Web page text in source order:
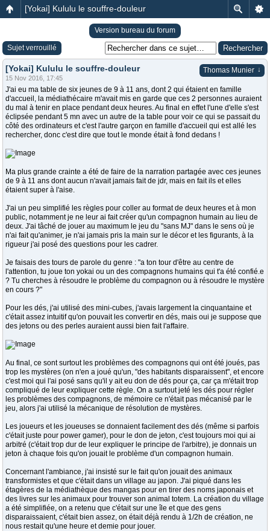
[Yokai] Kululu le souffre-douleur
Version bureau du forum
Sujet verrouillé
Thomas Munier ↓
[Yokai] Kululu le souffre-douleur
15 Nov 2016, 17:45
J'ai eu ma table de six jeunes de 9 à 11 ans, dont 2 qui étaient en famille
d'accueil, la médiathécaire m'avait mis en garde que ces 2 personnes auraient
du mal à tenir en place pendant deux heures. Au final en effet l'une d'elle s'est
éclipsée pendant 5 mn avec un autre de la table pour voir ce qui se passait du
côté des ordinateurs et c'est l'autre garçon en famille d'accueil qui est allé les
rechercher, donc c'est dire que tout le monde était à fond dedans !
Ma plus grande crainte a été de faire de la narration partagée avec ces jeunes
de 9 à 11 ans dont aucun n'avait jamais fait de jdr, mais en fait ils et elles
étaient super à l'aise.
J'ai un peu simplifié les règles pour coller au format de deux heures et à mon
public, notamment je ne leur ai fait créer qu'un compagnon humain au lieu de
deux. J'ai tâché de jouer au maximum le jeu du "sans MJ" dans le sens où je
n'ai fait qu'animer, je n'ai jamais pris la main sur le décor et les figurants, à la
rigueur j'ai posé des questions pour les cadrer.
Je faisais des tours de parole du genre : "a ton tour d'être au centre de
l'attention, tu joue ton yokai ou un des compagnons humains qui t'a été confié.e
? Tu cherches à résoudre le problème du compagnon ou à résoudre le mystère
en cours ?"
Pour les dés, j'ai utilisé des mini-cubes, j'avais largement la cinquantaine et
c'était assez intuitif qu'on pouvait les convertir en dés, mais oui je suppose que
des jetons ou des perles auraient aussi bien fait l'affaire.
Au final, ce sont surtout les problèmes des compagnons qui ont été joués, pas
trop les mystères (on n'en a joué qu'un, "des habitants disparaissent", et encore
c'est moi qui l'ai posé sans qu'il y ait eu don de dés pour ça, car ça m'était trop
compliqué de leur expliquer cette règle. On a surtout jeté les dés pour régler
les problèmes des compagnons, de mémoire ce n'était pas mécanisé par le
jeu, alors j'ai utilisé la mécanique de résolution de mystères.
Les joueurs et les joueuses se donnaient facilement des dés (même si parfois
c'était juste pour power gamer), pour le don de jeton, c'est toujours moi qui ai
arbitré (c'était trop dur de leur expliquer le principe de l'arbitre), je donnais un
jeton à chaque fois qu'on jouait le problème d'un compagnon humain.
Concernant l'ambiance, j'ai insisté sur le fait qu'on jouait des animaux
transformistes et que c'était dans un village au japon. J'ai piqué dans les
étagères de la médiathèque des mangas pour en tirer des noms japonais et
des livres sur les animaux pour trouver son animal totem. La création du village
a été simplifiée, on a retenu que c'était sur une île et que des gens
disparaissaient, c'était bien assez, on était déjà rendu à 1/2h de création, ne
nous restait qu'une heure et demie pour jouer.